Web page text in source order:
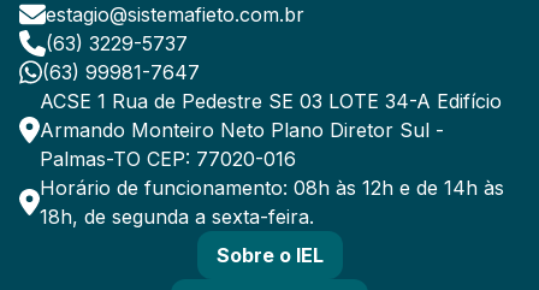
estagio@sistemafieto.com.br
(63) 3229-5737
(63) 99981-7647
ACSE 1 Rua de Pedestre SE 03 LOTE 34-A Edifício
Armando Monteiro Neto Plano Diretor Sul -
Palmas-TO CEP: 77020-016
Horário de funcionamento: 08h às 12h e de 14h às
18h, de segunda a sexta-feira.
Sobre o IEL